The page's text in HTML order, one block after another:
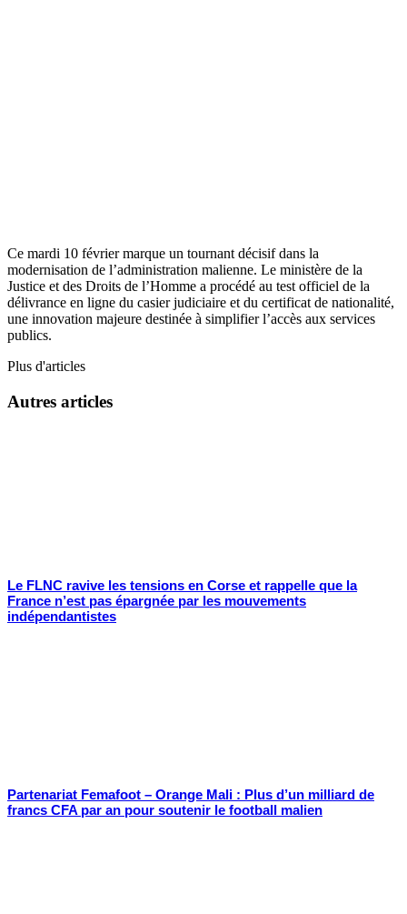
Ce mardi 10 février marque un tournant décisif dans la
modernisation de l’administration malienne. Le ministère de la
Justice et des Droits de l’Homme a procédé au test officiel de la
délivrance en ligne du casier judiciaire et du certificat de nationalité,
une innovation majeure destinée à simplifier l’accès aux services
publics.
Plus d'articles
Autres articles
Le FLNC ravive les tensions en Corse et rappelle que la
France n’est pas épargnée par les mouvements
indépendantistes
Partenariat Femafoot – Orange Mali : Plus d’un milliard de
francs CFA par an pour soutenir le football malien